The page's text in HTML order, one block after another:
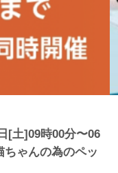
[土]09時00分〜06
ゃんの為のペッ